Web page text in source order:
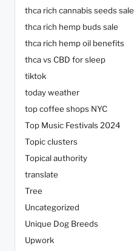
thca rich cannabis seeds sale
thca rich hemp buds sale
thca rich hemp oil benefits
thca vs CBD for sleep
tiktok
today weather
top coffee shops NYC
Top Music Festivals 2024
Topic clusters
Topical authority
translate
Tree
Uncategorized
Unique Dog Breeds
Upwork